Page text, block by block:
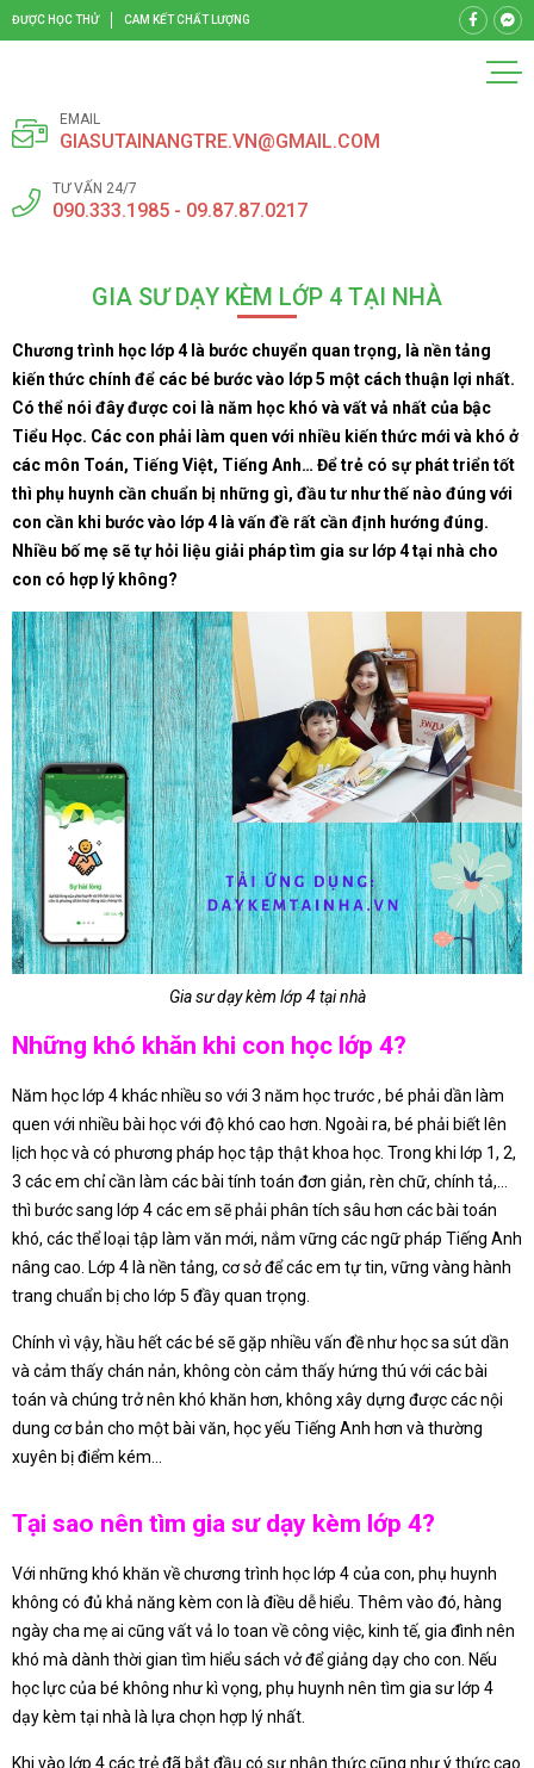
ĐƯỢC HỌC THỬ CAM KẾT CHẤT LƯỢNG
EMAIL
GIASUTAINANGTRE.VN@GMAIL.COM
TƯ VẤN 24/7
090.333.1985 - 09.87.87.0217
GIA SƯ DẠY KÈM LỚP 4 TẠI NHÀ
Chương trình học lớp 4 là bước chuyển quan trọng, là nền tảng
kiến thức chính để các bé bước vào lớp 5 một cách thuận lợi nhất.
Có thể nói đây được coi là năm học khó và vất vả nhất của bậc
Tiểu Học. Các con phải làm quen với nhiều kiến thức mới và khó ở
các môn Toán, Tiếng Việt, Tiếng Anh… Để trẻ có sự phát triển tốt
thì phụ huynh cần chuẩn bị những gì, đầu tư như thế nào đúng với
con cần khi bước vào lớp 4 là vấn đề rất cần định hướng đúng.
Nhiều bố mẹ sẽ tự hỏi liệu giải pháp tìm gia sư lớp 4 tại nhà cho
con có hợp lý không?
Gia sư dạy kèm lớp 4 tại nhà
Những khó khăn khi con học lớp 4?
Năm học lớp 4 khác nhiều so với 3 năm học trước , bé phải dần làm
quen với nhiều bài học với độ khó cao hơn. Ngoài ra, bé phải biết lên
lịch học và có phương pháp học tập thật khoa học. Trong khi lớp 1, 2,
3 các em chỉ cần làm các bài tính toán đơn giản, rèn chữ, chính tả,…
thì bước sang lớp 4 các em sẽ phải phân tích sâu hơn các bài toán
khó, các thể loại tập làm văn mới, nắm vững các ngữ pháp Tiếng Anh
nâng cao. Lớp 4 là nền tảng, cơ sở để các em tự tin, vững vàng hành
trang chuẩn bị cho lớp 5 đầy quan trọng.
Chính vì vậy, hầu hết các bé sẽ gặp nhiều vấn đề như học sa sút dần
và cảm thấy chán nản, không còn cảm thấy hứng thú với các bài
toán và chúng trở nên khó khăn hơn, không xây dựng được các nội
dung cơ bản cho một bài văn, học yếu Tiếng Anh hơn và thường
xuyên bị điểm kém…
Tại sao nên tìm gia sư dạy kèm lớp 4?
Với những khó khăn về chương trình học lớp 4 của con, phụ huynh
không có đủ khả năng kèm con là điều dễ hiểu. Thêm vào đó, hàng
ngày cha mẹ ai cũng vất vả lo toan về công việc, kinh tế, gia đình nên
khó mà dành thời gian tìm hiểu sách vở để giảng dạy cho con. Nếu
học lực của bé không như kì vọng, phụ huynh nên tìm gia sư lớp 4
dạy kèm tại nhà là lựa chọn hợp lý nhất.
Khi vào lớp 4 các trẻ đã bắt đầu có sự nhận thức cũng như ý thức cao